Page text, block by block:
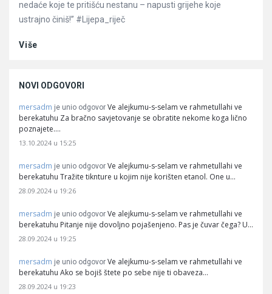
nedaće koje te pritišću nestanu – napusti grijehe koje
ustrajno činiš!” #Lijepa_riječ
Više
NOVI ODGOVORI
mersadm je unio odgovor Ve alejkumu-s-selam ve rahmetullahi ve
berekatuhu Za bračno savjetovanje se obratite nekome koga lično
poznajete.…
13.10.2024 u 15:25
mersadm je unio odgovor Ve alejkumu-s-selam ve rahmetullahi ve
berekatuhu Tražite tiknture u kojim nije korišten etanol. One u…
28.09.2024 u 19:26
mersadm je unio odgovor Ve alejkumu-s-selam ve rahmetullahi ve
berekatuhu Pitanje nije dovoljno pojašenjeno. Pas je čuvar čega? U…
28.09.2024 u 19:25
mersadm je unio odgovor Ve alejkumu-s-selam ve rahmetullahi ve
berekatuhu Ako se bojiš štete po sebe nije ti obaveza…
28.09.2024 u 19:23